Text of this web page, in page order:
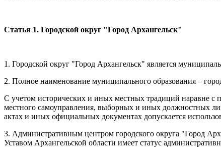
Статья 1. Городской округ "Город Архангельск"
1. Городской округ "Город Архангельск" является
2. Полное наименование муниципального образования –
С учетом исторических и иных местных традиций наравне
местного самоуправления, выборных и иных должностных
актах и иных официальных документах допускается
3. Административным центром городского округа "Город
Уставом Архангельской области имеет статус